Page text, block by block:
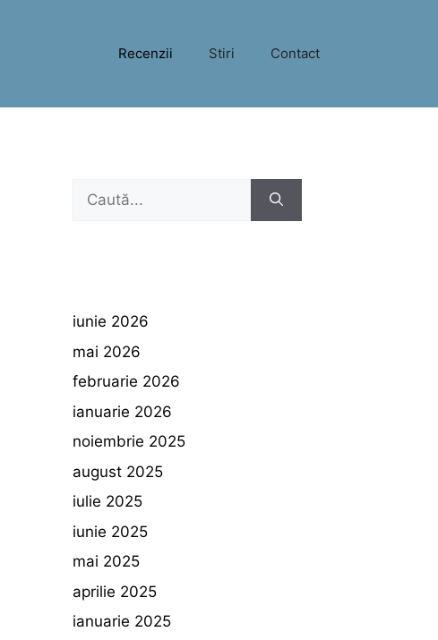
Recenzii Stiri Contact
Caută
iunie 2026
mai 2026
februarie 2026
ianuarie 2026
noiembrie 2025
august 2025
iulie 2025
iunie 2025
mai 2025
aprilie 2025
ianuarie 2025